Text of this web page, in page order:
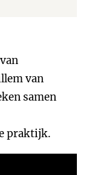
van
samen
praktijk.